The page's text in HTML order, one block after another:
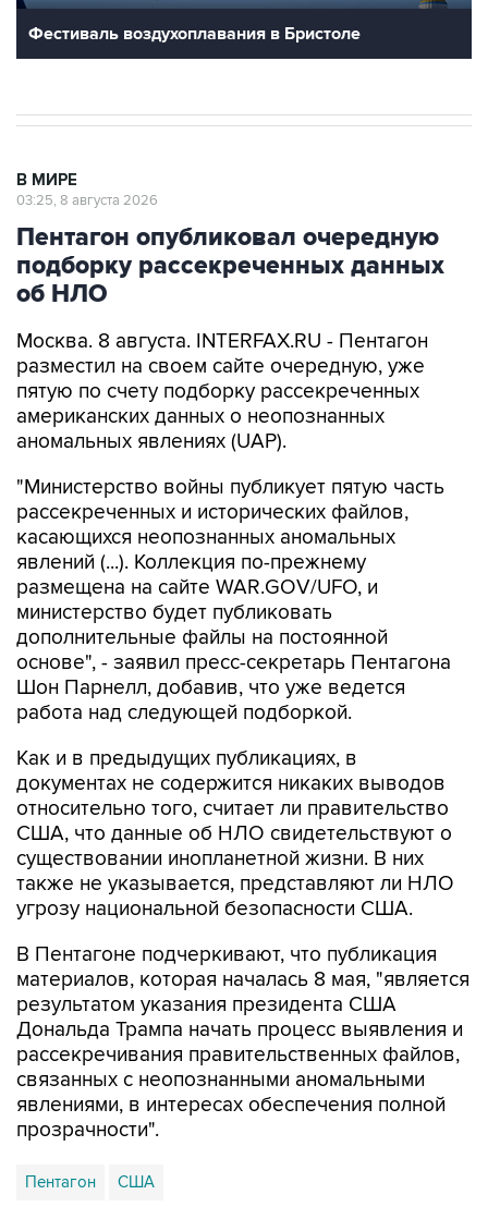
Фестиваль воздухоплавания в Бристоле
В МИРЕ
03:25, 8 августа 2026
Пентагон опубликовал очередную
подборку рассекреченных данных
об НЛО
Москва. 8 августа. INTERFAX.RU - Пентагон
разместил на своем сайте очередную, уже
пятую по счету подборку рассекреченных
американских данных о неопознанных
аномальных явлениях (UAP).
"Министерство войны публикует пятую часть
рассекреченных и исторических файлов,
касающихся неопознанных аномальных
явлений (...). Коллекция по-прежнему
размещена на сайте WAR.GOV/UFO, и
министерство будет публиковать
дополнительные файлы на постоянной
основе", - заявил пресс-секретарь Пентагона
Шон Парнелл, добавив, что уже ведется
работа над следующей подборкой.
Как и в предыдущих публикациях, в
документах не содержится никаких выводов
относительно того, считает ли правительство
США, что данные об НЛО свидетельствуют о
существовании инопланетной жизни. В них
также не указывается, представляют ли НЛО
угрозу национальной безопасности США.
В Пентагоне подчеркивают, что публикация
материалов, которая началась 8 мая, "является
результатом указания президента США
Дональда Трампа начать процесс выявления и
рассекречивания правительственных файлов,
связанных с неопознанными аномальными
явлениями, в интересах обеспечения полной
прозрачности".
Пентагон США